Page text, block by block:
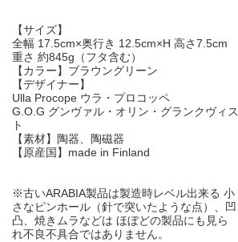
【サイズ】
全幅 17.5cm×奥行き 12.5cm×H 高さ7.5cm
重さ 約845g（フタ含む）
【カラー】ブラウングリーン
【デザイナー】
Ulla Procope ウラ・プロコッペ
G.O.G グンヴァル・オリン・グランクヴィス
ト
【素材】陶器、陶磁器
【原産国】made in Finland
※古いARABIA製品は製造時レベル出来る 小
さなピンホール（針で突いたような点）、凹
凸、焼きムラなどは ほぼどの製品にも見ら
れ不良不具合ではありません。